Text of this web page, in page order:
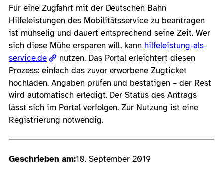
Für eine Zugfahrt mit der Deutschen Bahn
Hilfeleistungen des Mobilitätsservice zu beantragen
ist mühselig und dauert entsprechend seine Zeit. Wer
sich diese Mühe ersparen will, kann hilfeleistung-als-
service.de
nutzen. Das Portal erleichtert diesen
Prozess: einfach das zuvor erworbene Zugticket
hochladen, Angaben prüfen und bestätigen – der Rest
wird automatisch erledigt. Der Status des Antrags
lässt sich im Portal verfolgen. Zur Nutzung ist eine
Registrierung notwendig.
Geschrieben am:10. September 2019